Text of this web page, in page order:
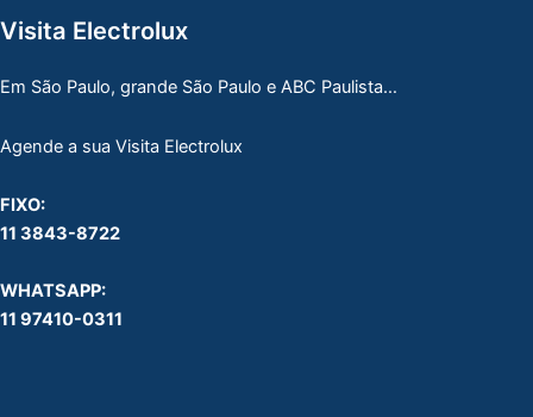
Visita Electrolux
Em São Paulo, grande São Paulo e ABC Paulista…
Agende a sua Visita Electrolux
FIXO:
11 3843-8722
WHATSAPP:
11 97410-0311